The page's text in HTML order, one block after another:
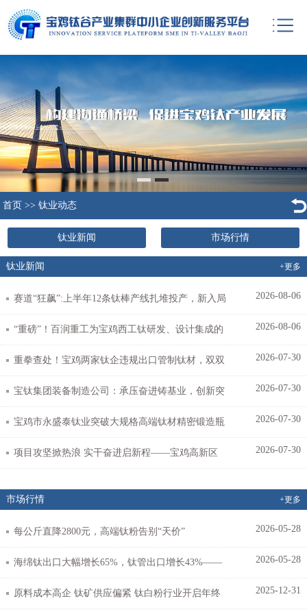
首页 >> 钛业动态
钛业新闻 市场行情
钛业新闻 +更多
赛道“狂飙”:上半年12条钛棒产线扎堆投产，新入局
者如何避开“内卷”陷阱？
2026-08-06
“重磅”！百润重工为宝鸡西工钛研发、设计集成的
170 MN 快锻机组顺利完成热试
2026-08-06
重拳查处！宝鸡两家钛企违规出口管制钛材，双双
被海关行政处罚
2026-07-30
宝钛集团装备制造公司：承压奋进铸基业，创新突
破启新程
2026-07-30
宝鸡市永盛泰钛业突破大规格高端钛材精密锻造瓶
颈：7000吨大型锻造压机热负荷试车成功
2026-07-30
项目攻坚掀热浪 实干奋进启新程——宝鸡高新区 2026-07-30
市场行情 +更多
每公斤直降2800元，高端钛粉告别“天价” 2026-05-28
海绵钛出口大幅增长65%，钛管出口增长43%‌——
钛金市场综述
2026-05-28
原料成本高企 钛矿供应偏紧 钛白粉行业开启年终 2025-12-31